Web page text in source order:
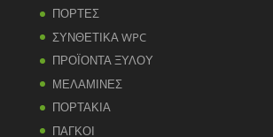
ΠΟΡΤΕΣ
ΣΥΝΘΕΤΙΚΑ WPC
ΠΡΟΪΟΝΤΑ ΞΥΛΟΥ
ΜΕΛΑΜΙΝΕΣ
ΠΟΡΤΑΚΙΑ
ΠΑΓΚΟΙ